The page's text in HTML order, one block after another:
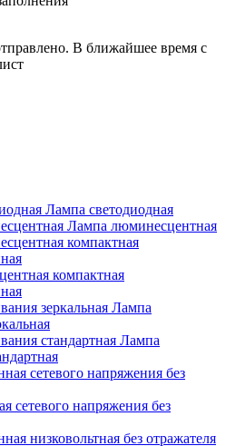
В ближайшее время с
Лампа светодиодная
Лампа люминесцентная
компактная
Лампа
Лампа
сетевого напряжения без